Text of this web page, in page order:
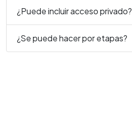
¿Puede incluir acceso privado?
¿Se puede hacer por etapas?